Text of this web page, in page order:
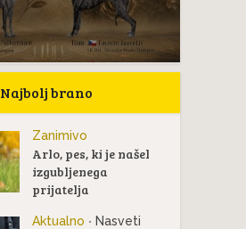
Najbolj brano
Zanimivo
Arlo, pes, ki je našel
izgubljenega
prijatelja
Aktualno • Nasveti